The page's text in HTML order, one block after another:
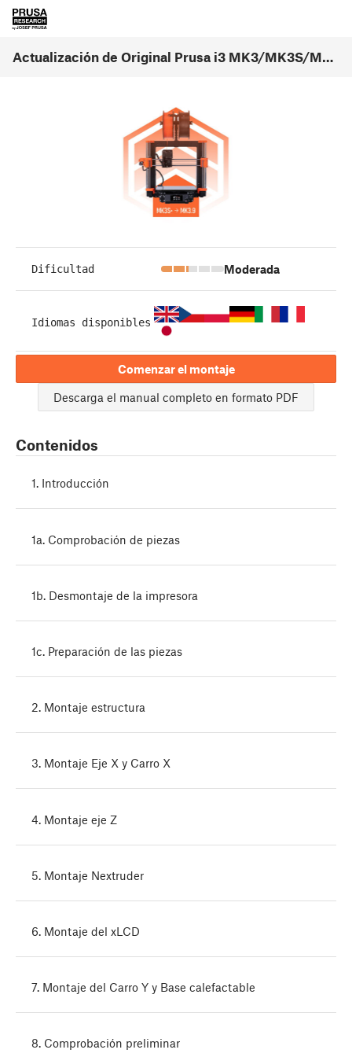
Actualización de Original Prusa i3 MK3/MK3S/MK3S+ a MK3.9 (1.0)
Dificultad Moderada
Idiomas disponibles
Comenzar el montaje
Descarga el manual completo en formato PDF
Contenidos
1. Introducción
1a. Comprobación de piezas
1b. Desmontaje de la impresora
1c. Preparación de las piezas
2. Montaje estructura
3. Montaje Eje X y Carro X
4. Montaje eje Z
5. Montaje Nextruder
6. Montaje del xLCD
7. Montaje del Carro Y y Base calefactable
8. Comprobación preliminar